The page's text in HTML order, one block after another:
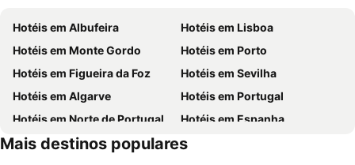
Hotéis em Albufeira
Hotéis em Lisboa
Hotéis em Monte Gordo
Hotéis em Porto
Hotéis em Figueira da Foz
Hotéis em Sevilha
Hotéis em Algarve
Hotéis em Portugal
Hotéis em Norte de Portugal
Hotéis em Espanha
Hotéis em Centro de Portugal
Hotéis em Málaga
Mais destinos populares